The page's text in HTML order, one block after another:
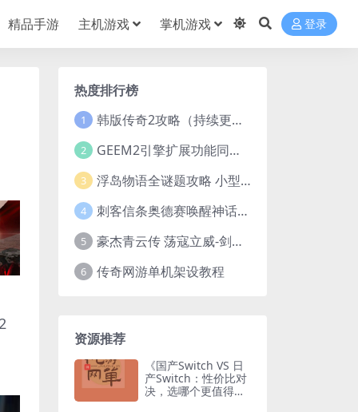
精品手游 主机游戏 掌机游戏 登录
热度排行榜
1 韩版传奇2攻略（持续更新）
2 GEEM2引擎扩展功能同步捡物、角色自动捡物
3 浮岛物语全谜题攻略 小型谜题解谜汇总
4 刺客信条奥德赛唤醒神话谜题答案 斯芬克斯主线攻略
5 豪杰青云传 荡寇立威-剑舞红尘-英雄志楼(解压即玩)
6 传奇网游单机架设教程
资源推荐
《国产Switch VS 日
产Switch：性价比对
决，选哪个更值得入